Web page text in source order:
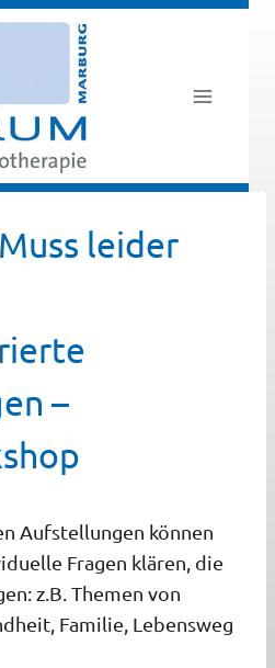
leider
–
Aufstellungen können
Fragen klären, die
z.B. Themen von
Familie, Lebensweg